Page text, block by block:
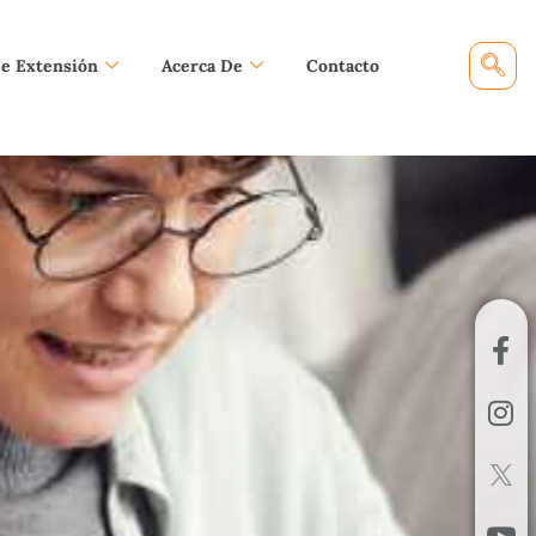
Extensión Acerca De Contacto